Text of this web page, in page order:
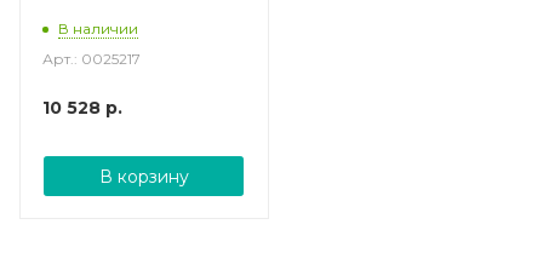
В наличии
Арт.: 0025217
10 528 р.
В корзину